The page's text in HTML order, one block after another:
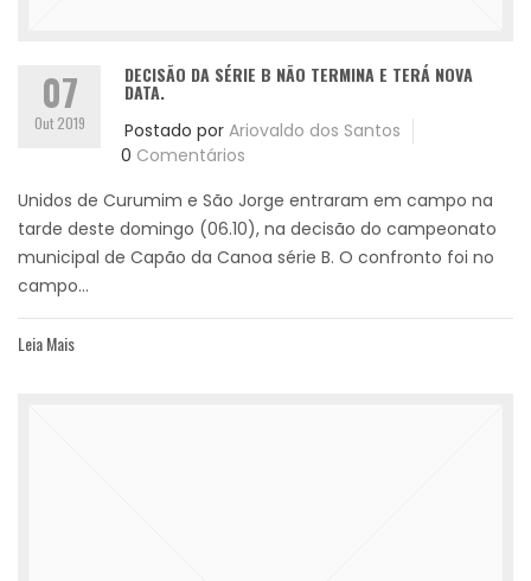
07
Out 2019
DECISÃO DA SÉRIE B NÃO TERMINA E TERÁ NOVA
DATA.
Postado por Ariovaldo dos Santos
0 Comentários
Unidos de Curumim e São Jorge entraram em campo na
tarde deste domingo (06.10), na decisão do campeonato
municipal de Capão da Canoa série B. O confronto foi no
campo...
Leia Mais